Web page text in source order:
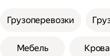
Выберите способ
см при выборе
допустимая сумма
Грузоперевозки
Мебель